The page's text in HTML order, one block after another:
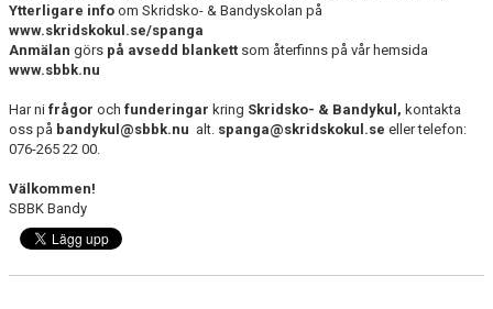
Ytterligare info om Skridsko- & Bandyskolan på
www.skridskokul.se/spanga
Anmälan görs på avsedd blankett som återfinns på vår hemsida
www.sbbk.nu
Har ni frågor och funderingar kring Skridsko- & Bandykul, kontakta
oss på bandykul@sbbk.nu alt. spanga@skridskokul.se eller telefon:
076-265 22 00.
Välkommen!
SBBK Bandy